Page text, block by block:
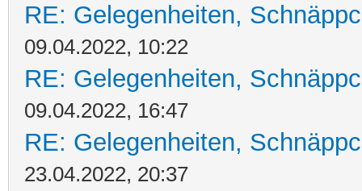
RE: Gelegenheiten,
09.04.2022, 10:22
RE: Gelegenheiten,
09.04.2022, 16:47
RE: Gelegenheiten,
23.04.2022, 20:37